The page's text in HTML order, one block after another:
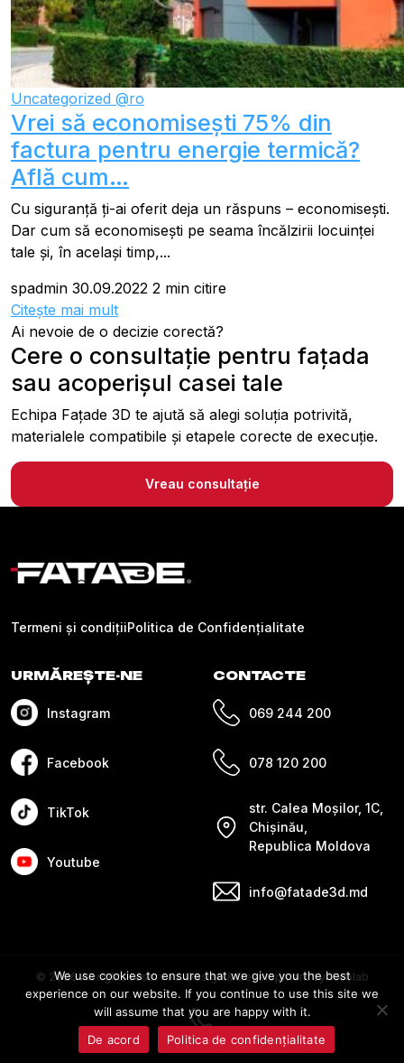
Messenger Whatsapp
Uncategorized @ro
Vrei să economisești 75% din
factura pentru energie termică?
Află cum…
Cu siguranță ți-ai oferit deja un răspuns – economisești.
Dar cum să economisești pe seama încălzirii locuinței
tale și, în același timp,...
spadmin 30.09.2022 2 min citire
Citește mai mult
Ai nevoie de o decizie corectă?
Cere o consultație pentru fațada
sau acoperișul casei tale
Echipa Fațade 3D te ajută să alegi soluția potrivită,
materialele compatibile și etapele corecte de execuție.
Vreau consultație
Termeni și condițiiPolitica de Confidențialitate
URMĂREȘTE-NE
Instagram
Facebook
TikTok
Youtube
CONTACTE
069 244 200
078 120 200
str. Calea Moșilor, 1C,
Chișinău,
Republica Moldova
info@fatade3d.md
© 2026 All rights reserved. Design & Development by Weblab
We use cookies to ensure that we give you the best
experience on our website. If you continue to use this site we
will assume that you are happy with it.
De acord
Politica de confidențialitate